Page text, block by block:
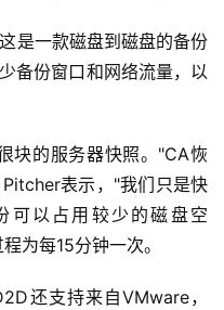
是一款磁盘到磁盘的备份
备份窗口和网络流量，以
块的服务器快照。"CA恢
表示，"我们只是快
可以占用较少的磁盘空
为每15分钟一次。
还支持来自VMware，